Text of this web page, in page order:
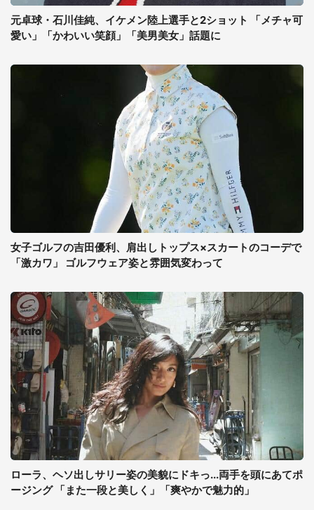
元卓球・石川佳純、イケメン陸上選手と2ショット 「メチャ可
愛い」「かわいい笑顔」「美男美女」話題に
女子ゴルフの吉田優利、肩出しトップス×スカートのコーデで
「激カワ」 ゴルフウェア姿と雰囲気変わって
ローラ、ヘソ出しサリー姿の美貌にドキっ...両手を頭にあてポ
ージング 「また一段と美しく」「爽やかで魅力的」